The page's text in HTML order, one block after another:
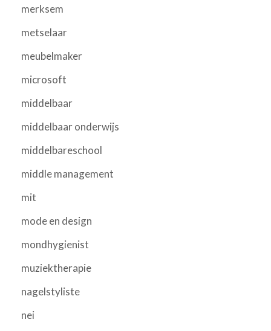
merksem
metselaar
meubelmaker
microsoft
middelbaar
middelbaar onderwijs
middelbareschool
middle management
mit
mode en design
mondhygienist
muziektherapie
nagelstyliste
nei